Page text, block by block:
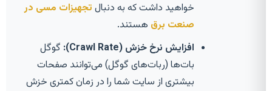
خواهید داشت که به دنبال تجهیزات مسی در
صنعت برق هستند.
افزایش نرخ خزش (Crawl Rate):
گوگل
بات‌ها (ربات‌های گوگل) می‌توانند صفحات
بیشتری از سایت شما را در زمان کمتری خزش